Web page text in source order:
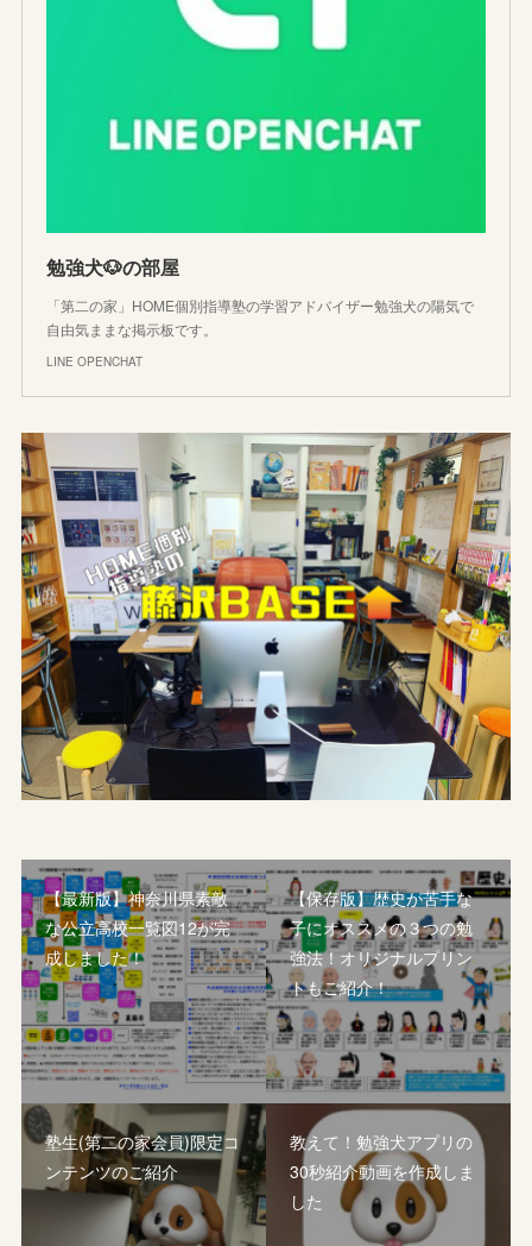
勉強犬🐶の部屋
「第二の家」HOME個別指導塾の学習アドバイザー勉強犬の陽気で
自由気ままな掲示板です。
LINE OPENCHAT
【最新版】神奈川県素敵
な公立高校一覧図12が完
成しました！
【保存版】歴史が苦手な
子にオススメの３つの勉
強法！オリジナルプリン
トもご紹介！
塾生(第二の家会員)限定コ
ンテンツのご紹介
教えて！勉強犬アプリの
30秒紹介動画を作成しま
した